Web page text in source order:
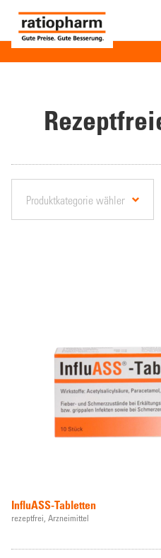
InfluASS-Tabletten
rezeptfrei, Arzneimittel